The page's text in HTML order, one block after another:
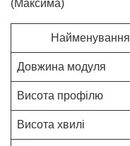
(Максима)
Найменування
Довжина модуля
Висота профілю
Висота хвилі